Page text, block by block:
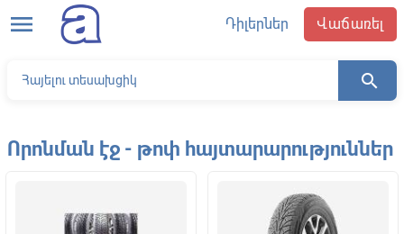
menu Դիլերներ Վաճառել
search
Որոնման էջ - թոփ հայտարարություններ